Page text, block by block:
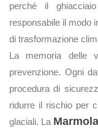
perché il
responsabile il modo
di trasformazione
La memoria delle
prevenzione. Ogni
procedura di
ridurre il rischio per
glaciali. La